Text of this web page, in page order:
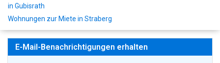
in Gubisrath
Wohnungen zur Miete in Straberg
E-Mail-Benachrichtigungen erhalten